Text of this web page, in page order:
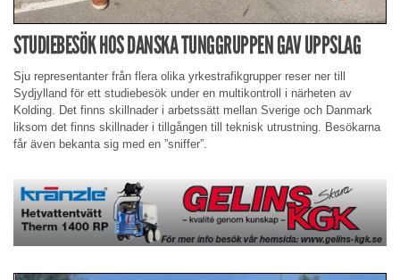
STUDIEBESÖK HOS DANSKA TUNGGRUPPEN GAV UPPSLAG
Sju representanter från flera olika yrkestrafikgrupper reser ner till
Sydjylland för ett studiebesök under en multikontroll i närheten av
Kolding. Det finns skillnader i arbetssätt mellan Sverige och Danmark
liksom det finns skillnader i tillgången till teknisk utrustning. Besökarna
får även bekanta sig med en ”sniffer”.